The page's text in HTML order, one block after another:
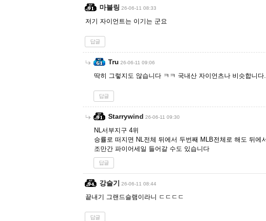
마블링 26-06-11 08:33
저기 자이언트는 이기는 군요
답글
Tru 26-06-11 09:06
딱히 그렇지도 않습니다 ㅋㅋ 국내산 자이언츠나 비슷합니다.
답글
Starrywind 26-06-11 09:30
NL서부지구 4위
승률로 떠지면 NL전체 뒤에서 두번째 MLB전체로 해도 뒤에
조만간 파이어세일 들어갈 수도 있습니다
답글
강슬기 26-06-11 08:44
끝내기 그랜드슬램이라니 ㄷㄷㄷㄷ
답글